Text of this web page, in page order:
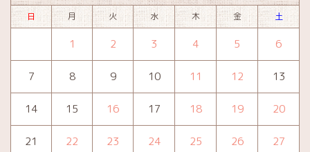
日 月 火 水 木 金 土
1 2 3 4 5 6
7 8 9 10 11 12 13
14 15 16 17 18 19 20
21 22 23 24 25 26 27